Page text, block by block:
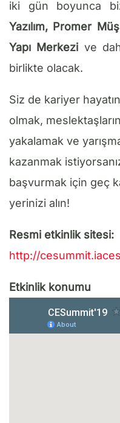
iki gün boyunca
Yazılım, Promer
Yapı Merkezi ve
birlikte olacak.
Siz de kariyer
olmak,
yakalamak ve
kazanmak
başvurmak için geç
yerinizi alın!
Resmi etkinlik sitesi:
http://
Etkinlik konumu